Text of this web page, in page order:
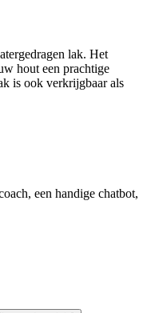
lak. Het
hout een prachtige
is ook verkrijgbaar als
een handige chatbot,